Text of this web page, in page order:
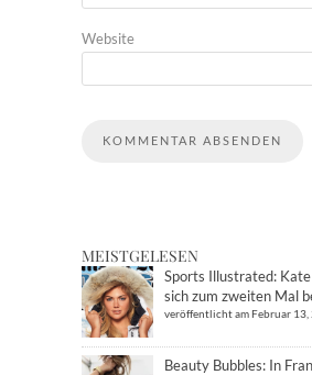
Website
MEISTGELESEN
Sports Illustrated:
sich zum zweiten Mal
veröffentlicht am Februar 13,
Beauty Bubbles: In